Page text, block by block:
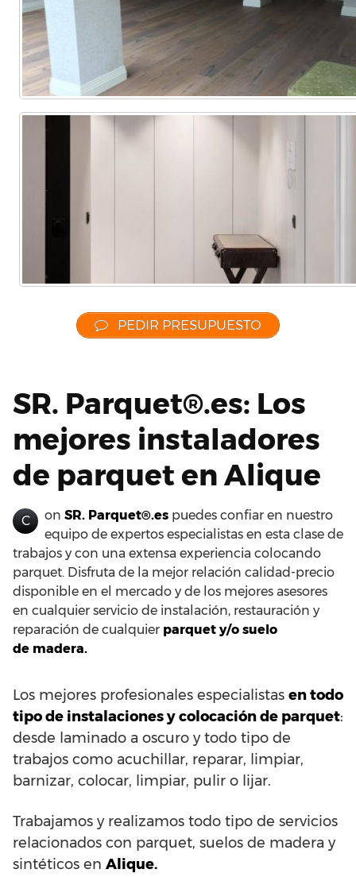
PEDIR PRESUPUESTO
SR. Parquet®.es: Los
mejores instaladores
de parquet en Alique
C on SR. Parquet®.es puedes confiar en nuestro
equipo de expertos especialistas en esta clase de
trabajos y con una extensa experiencia colocando
parquet. Disfruta de la mejor relación calidad-precio
disponible en el mercado y de los mejores asesores
en cualquier servicio de instalación, restauración y
reparación de cualquier parquet y/o suelo
de madera.
Los mejores profesionales especialistas en todo
tipo de instalaciones y colocación de parquet:
desde laminado a oscuro y todo tipo de
trabajos como acuchillar, reparar, limpiar,
barnizar, colocar, limpiar, pulir o lijar.
Trabajamos y realizamos todo tipo de servicios
relacionados con parquet, suelos de madera y
sintéticos en Alique.